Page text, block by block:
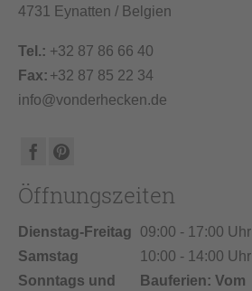
4731 Eynatten / Belgien
Tel.: +32 87 86 66 40
Fax: +32 87 85 22 34
info@vonderhecken.de
Öffnungszeiten
Dienstag-Freitag
09:00 - 17:00 Uhr
Samstag
10:00 - 14:00 Uhr
Sonntags und
Bauferien: Vom